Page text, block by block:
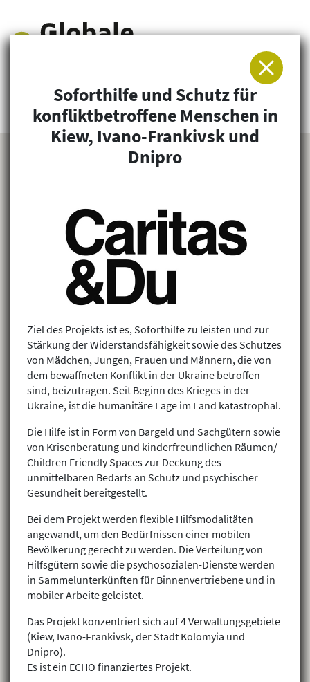
Arbeitsgemeinschaft für Entwicklung und
Humanitäre Hilfe
Soforthilfe und Schutz für
konfliktbetroffene Menschen in
Kiew, Ivano-Frankivsk und
Dnipro
Ziel des Projekts ist es, Soforthilfe zu leisten und zur
Stärkung der Widerstandsfähigkeit sowie des Schutzes
von Mädchen, Jungen, Frauen und Männern, die von
dem bewaffneten Konflikt in der Ukraine betroffen
sind, beizutragen. Seit Beginn des Krieges in der
Ukraine, ist die humanitäre Lage im Land katastrophal.
Die Hilfe ist in Form von Bargeld und Sachgütern sowie
von Krisenberatung und kinderfreundlichen Räumen/
Children Friendly Spaces zur Deckung des
unmittelbaren Bedarfs an Schutz und psychischer
Gesundheit bereitgestellt.
Bei dem Projekt werden flexible Hilfsmodalitäten
angewandt, um den Bedürfnissen einer mobilen
Bevölkerung gerecht zu werden. Die Verteilung von
Hilfsgütern sowie die psychosozialen-Dienste werden
in Sammelunterkünften für Binnenvertriebene und in
mobiler Arbeite geleistet.
Das Projekt konzentriert sich auf 4 Verwaltungsgebiete
(Kiew, Ivano-Frankivsk, der Stadt Kolomyia und
Dnipro).
Es ist ein ECHO finanziertes Projekt.